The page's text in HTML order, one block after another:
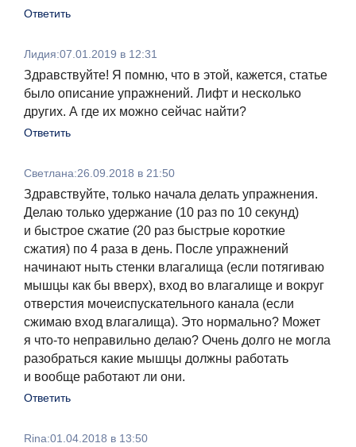
Ответить
Лидия:07.01.2019 в 12:31
Здравствуйте! Я помню, что в этой, кажется, статье
было описание упражнений. Лифт и несколько
других. А где их можно сейчас найти?
Ответить
Светлана:26.09.2018 в 21:50
Здравствуйте, только начала делать упражнения.
Делаю только удержание (10 раз по 10 секунд)
и быстрое сжатие (20 раз быстрые короткие
сжатия) по 4 раза в день. После упражнений
начинают ныть стенки влагалища (если потягиваю
мышцы как бы вверх), вход во влагалище и вокруг
отверстия мочеиспускательного канала (если
сжимаю вход влагалища). Это нормально? Может
я что-то неправильно делаю? Очень долго не могла
разобраться какие мышцы должны работать
и вообще работают ли они.
Ответить
Rina:01.04.2018 в 13:50